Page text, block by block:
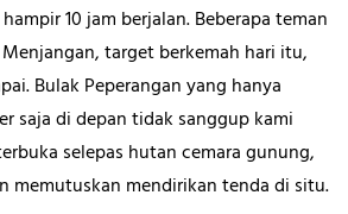
10 jam berjalan. Beberapa teman
target berkemah hari itu,
Bulak Peperangan yang hanya
saja di depan tidak sanggup kami
selepas hutan cemara gunung,
memutuskan mendirikan tenda di situ.